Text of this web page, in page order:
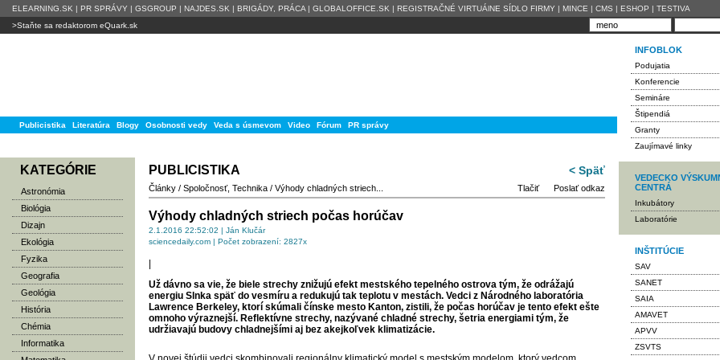
ELEARNING.SK | PR SPRÁVY | GSGROUP | NAJDES.SK | BRIGÁDY, PRÁCA | GLOBALOFFICE.SK | REGISTRAČNÉ VIRTUÁlNE SÍDLO FIRMY | MINCE | CMS | ESHOP | TESTIVA
>Staňte sa redaktorom eQuark.sk
Publicistika Literatúra Blogy Osobnosti vedy Veda s úsmevom Video Fórum PR správy
KATEGÓRIE
Astronómia
Biológia
Dizajn
Ekológia
Fyzika
Geografia
Geológia
História
Chémia
Informatika
< Späť
Tlačiť Poslať odkaz
PUBLICISTIKA
Články / Spoločnosť, Technika / Výhody chladných striech...
Výhody chladných striech počas horúčav
2.1.2016 22:52:02 | Ján Klučár
sciencedaily.com | Počet zobrazení: 2827x
Už dávno sa vie, že biele strechy znižujú efekt mestského tepelného ostrova tým, že odrážajú
energiu Slnka späť do vesmíru a redukujú tak teplotu v mestách. Vedci z Národného laboratória
Lawrence Berkeley, ktorí skúmali čínske mesto Kanton, zistili, že počas horúčav je tento efekt ešte
omnoho výraznejší. Reflektívne strechy, nazývané chladné strechy, šetria energiami tým, že
udržiavajú budovy chladnejšími aj bez akejkoľvek klimatizácie.
INFOBLOK
Podujatia
Konferencie
Semináre
Štipendiá
Granty
Zaujímavé linky
VEDECKO
CENTRÁ
Inkubátory
Laboratórie
INŠTITÚCIE
SAV
SANET
SAIA
AMAVET
APVV
ZSVTS